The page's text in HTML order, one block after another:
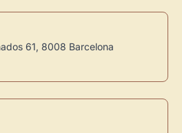
61, 8008 Barcelona